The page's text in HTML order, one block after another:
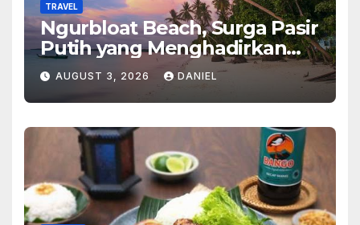
TRAVEL
Ngurbloat Beach, Surga Pasir
Putih yang Menghadirkan
Ketenangan dan Pesona
Alam Tak Terlupakan
AUGUST 3, 2026 DANIEL